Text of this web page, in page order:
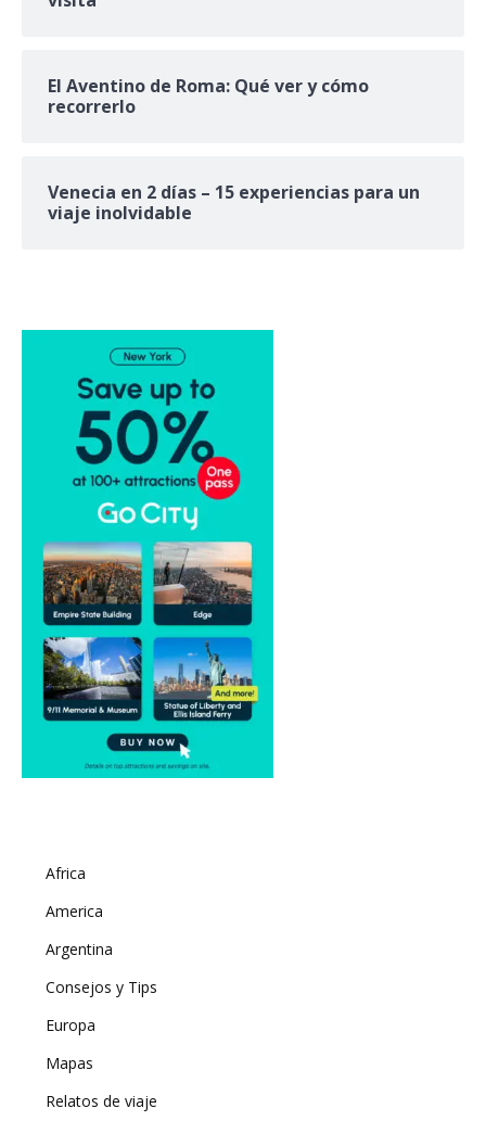
El Aventino de Roma: Qué ver y cómo
recorrerlo
Venecia en 2 días – 15 experiencias para un
viaje inolvidable
Africa
America
Argentina
Consejos y Tips
Europa
Mapas
Relatos de viaje